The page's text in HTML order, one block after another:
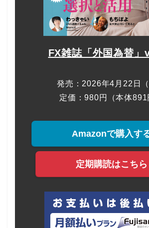
FX雑誌「外国為替
発売：2026年4月22日（
定価：980円（本体891
Amazonで購入す
定期購読はこちら